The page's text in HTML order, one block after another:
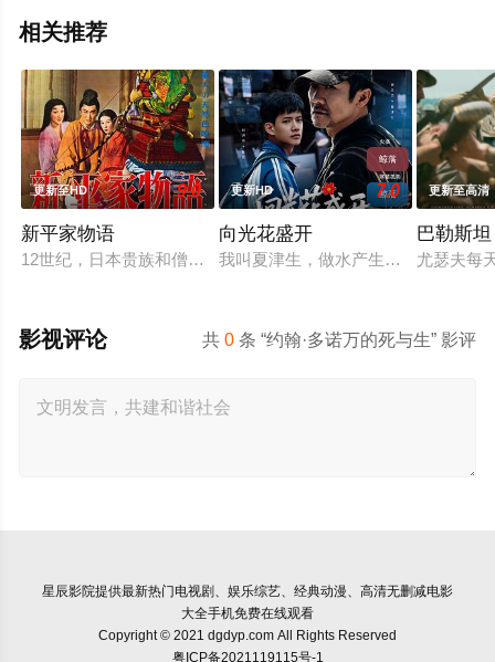
相关推荐
更新至HD 9.0
新平家物语
12世纪，日本贵族和僧侣拥有大片土地，并免除赋税，而国内
更新HD 7.0
向光花盛开
我叫夏津生，做水产生意，45岁那年
更新至高清
巴勒斯
尤瑟夫每
共0 条 “约翰·多诺万的死与生” 影评
影视评论
星辰影院提供最新热门电视剧、娱乐综艺、经典动漫、高清无删减电影
大全手机免费在线观看
Copyright © 2021 dgdyp.com All Rights Reserved
粤ICP备2021119115号-1